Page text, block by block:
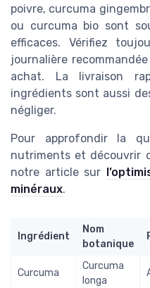
poivre, curcuma
ou curcuma bio sont
efficaces. Vérifiez
journalière
achat. La livraison
ingrédients sont aussi
négliger.
Pour approfondir la
nutriments et découvrir
notre article sur
minéraux.
Ingrédient
Nom
botanique
Curcuma
Curcuma
longa